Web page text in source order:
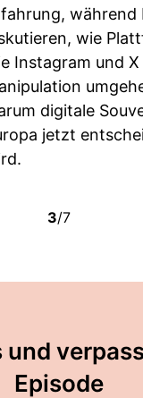
während
wie
Instagram und
digitale
jetzt
3/7
und
Episode